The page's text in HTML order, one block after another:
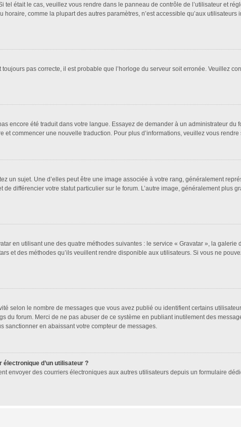
tel était le cas, veuillez vous rendre dans le panneau de contrôle de l’utilisateur et
comme la plupart des autres paramètres, n’est accessible qu’aux utilisateurs
pas correcte, il est probable que l’horloge du serveur soit erronée. Veuillez
encore été traduit dans votre langue. Essayez de demander à un administrateur du
commencer une nouvelle traduction. Pour plus d’informations, veuillez vous rendre
un sujet. Une d’elles peut être une image associée à votre rang, généralement
différencier votre statut particulier sur le forum. L’autre image, généralement plus
en utilisant une des quatre méthodes suivantes : le service « Gravatar », la galerie
et des méthodes qu’ils veuillent rendre disponible aux utilisateurs. Si vous ne
selon le nombre de messages que vous avez publié ou identifient certains
du forum. Merci de ne pas abuser de ce système en publiant inutilement des
sanctionner en abaissant votre compteur de messages.
électronique d’un utilisateur ?
envoyer des courriers électroniques aux autres utilisateurs depuis un formulaire